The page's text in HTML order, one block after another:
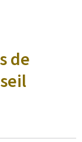
de